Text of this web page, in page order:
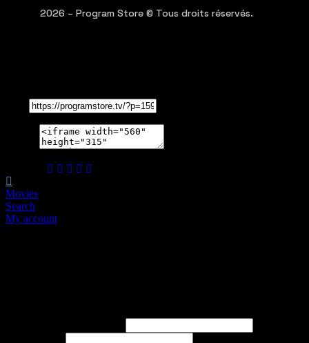
2026 – Program Store © Tous droits réservés.
Movies
Search
My account